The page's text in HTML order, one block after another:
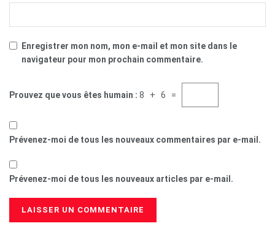
Enregistrer mon nom, mon e-mail et mon site dans le
navigateur pour mon prochain commentaire.
Prouvez que vous êtes humain : 8 + 6 =
Prévenez-moi de tous les nouveaux commentaires par e-mail.
Prévenez-moi de tous les nouveaux articles par e-mail.